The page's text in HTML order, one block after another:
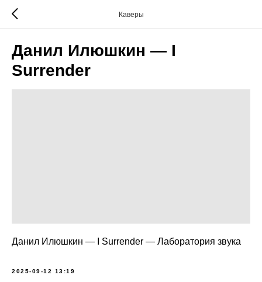
Каверы
Данил Илюшкин — I
Surrender
Данил Илюшкин — I Surrender — Лаборатория звука
2025-09-12 13:19